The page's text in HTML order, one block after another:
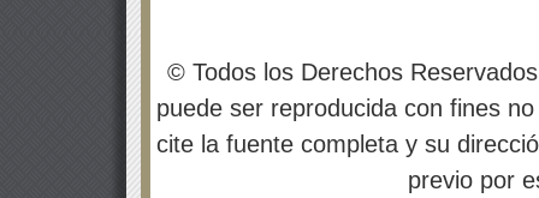
© Todos los Derechos
puede ser reproducida con fines
cite la fuente completa y su
previo por